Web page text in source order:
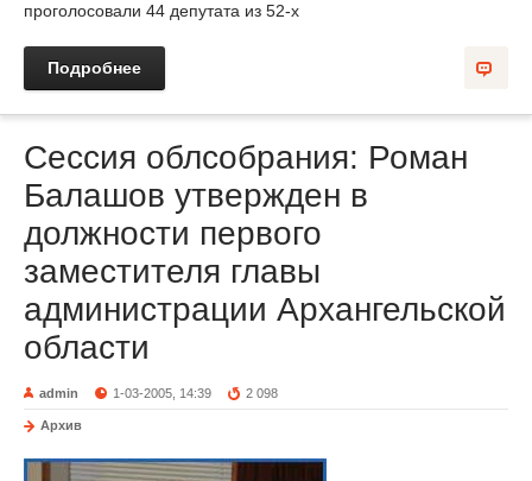
проголосовали 44 депутата из 52-х
Подробнее
Сессия облсобрания: Роман
Балашов утвержден в
должности первого
заместителя главы
администрации Архангельской
области
admin 1-03-2005, 14:39 2 098
Архив